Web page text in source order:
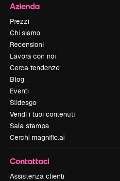
Azienda
Prezzi
Chi siamo
Recensioni
Lavora con noi
Cerca tendenze
Blog
Eventi
Slidesgo
Vendi i tuoi contenuti
Sala stampa
Cerchi magnific.ai
Contattaci
Assistenza clienti